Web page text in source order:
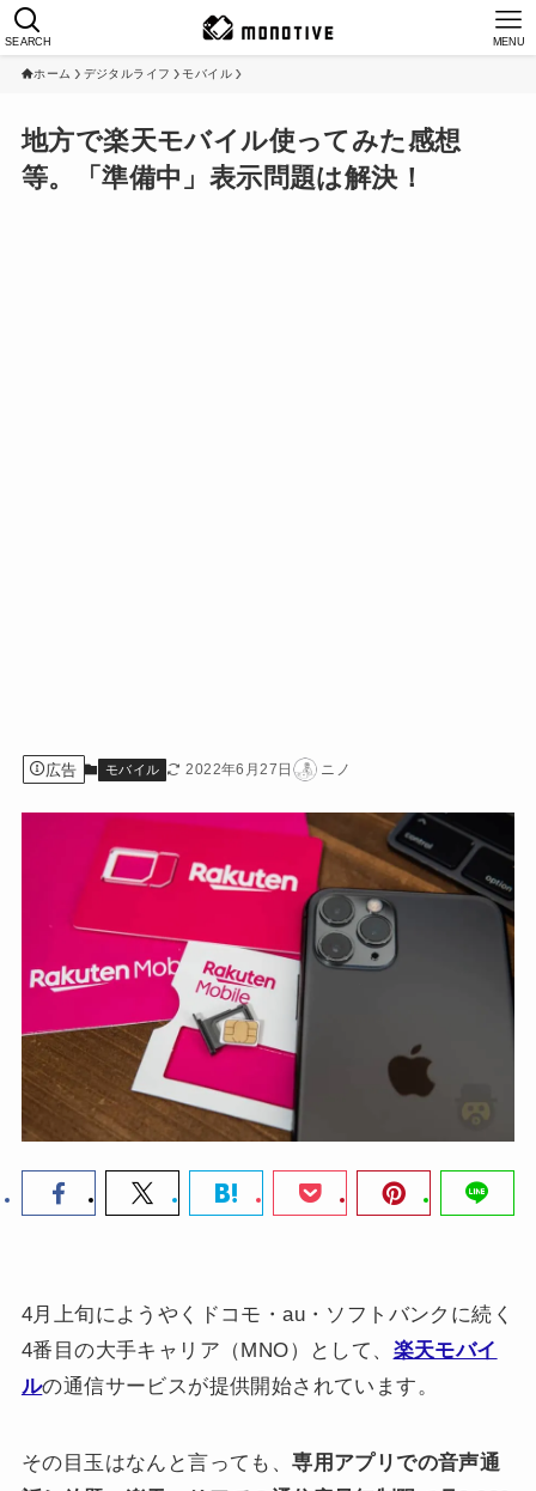
SEARCH MENU
ホーム デジタルライフ モバイル
地方で楽天モバイル使ってみた感想
等。「準備中」表示問題は解決！
広告 モバイル 2022年6月27日 ニノ
4月上旬にようやくドコモ・au・ソフトバンクに続く
4番目の大手キャリア（MNO）として、 楽天モバイ
ルの通信サービスが提供開始されています。
その目玉はなんと言っても、専用アプリでの音声通